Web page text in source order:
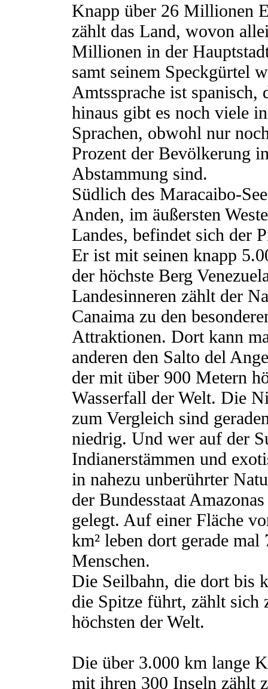
Knapp über 26 Millionen
zählt das Land, wovon
Millionen in der
samt seinem Speckgürtel
Amtssprache ist spanisch,
hinaus gibt es noch viele
Sprachen, obwohl nur
Prozent der Bevölkerung
Abstammung sind.
Südlich des Maracaibo-
Anden, im äußersten
Landes, befindet sich der
Er ist mit seinen knapp
der höchste Berg
Landesinneren zählt der
Canaima zu den
Attraktionen. Dort kann
anderen den Salto del
der mit über 900 Metern
Wasserfall der Welt. Die
zum Vergleich sind
niedrig. Und wer auf der
Indianerstämmen und
in nahezu unberührter
der Bundesstaat
gelegt. Auf einer Fläche
km² leben dort gerade mal
Menschen.
Die Seilbahn, die dort bis
die Spitze führt, zählt sich
höchsten der Welt.
Die über 3.000 km lange
mit ihren 300 Inseln zählt